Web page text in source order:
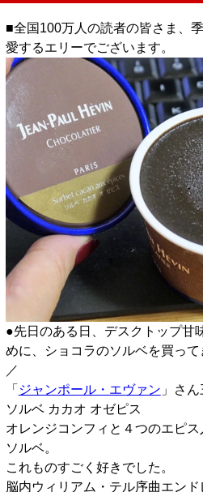
■全国100万人の読者の皆さま、
愛するエリーでございます。
●先日のある日、デスクトップ甘
めに、ショコラのソルベを買っ
／
「 ジャンポール・エヴァン 」さ
ソルベ カカオ オゼピス
オレンジコンフィと４つのエピ
ソルベ。
これものすごく好きでした。
脳内ウィリアム・テル序曲エン